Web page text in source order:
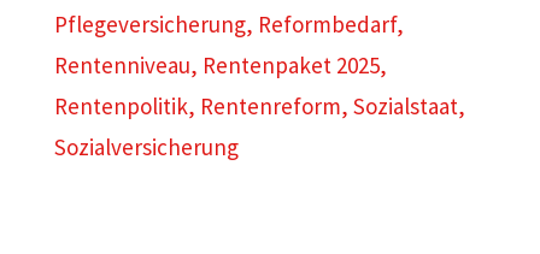
Pflegeversicherung, Reformbedarf,
Rentenniveau, Rentenpaket 2025,
Rentenpolitik, Rentenreform, Sozialstaat,
Sozialversicherung